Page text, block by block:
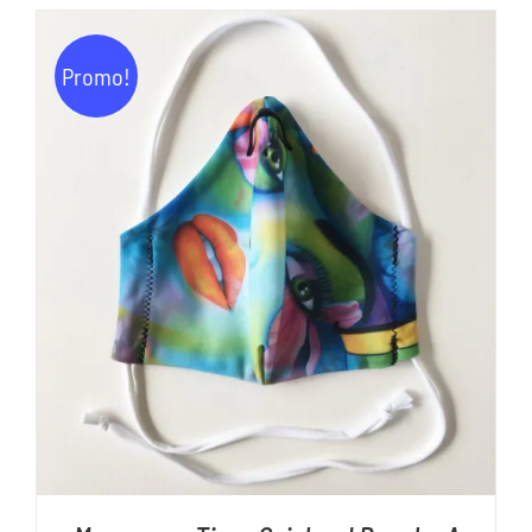
initial
11,00€.
actuel
est :
5,00€.
Promo!
AJOUTER AU PANIER / DÉTAILS